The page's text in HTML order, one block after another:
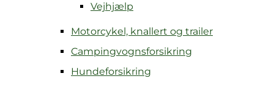
Vejhjælp
Motorcykel, knallert og trailer
Campingvognsforsikring
Hundeforsikring